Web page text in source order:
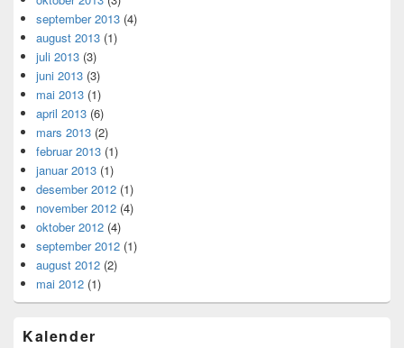
september 2013 (4)
august 2013 (1)
juli 2013 (3)
juni 2013 (3)
mai 2013 (1)
april 2013 (6)
mars 2013 (2)
februar 2013 (1)
januar 2013 (1)
desember 2012 (1)
november 2012 (4)
oktober 2012 (4)
september 2012 (1)
august 2012 (2)
mai 2012 (1)
Kalender